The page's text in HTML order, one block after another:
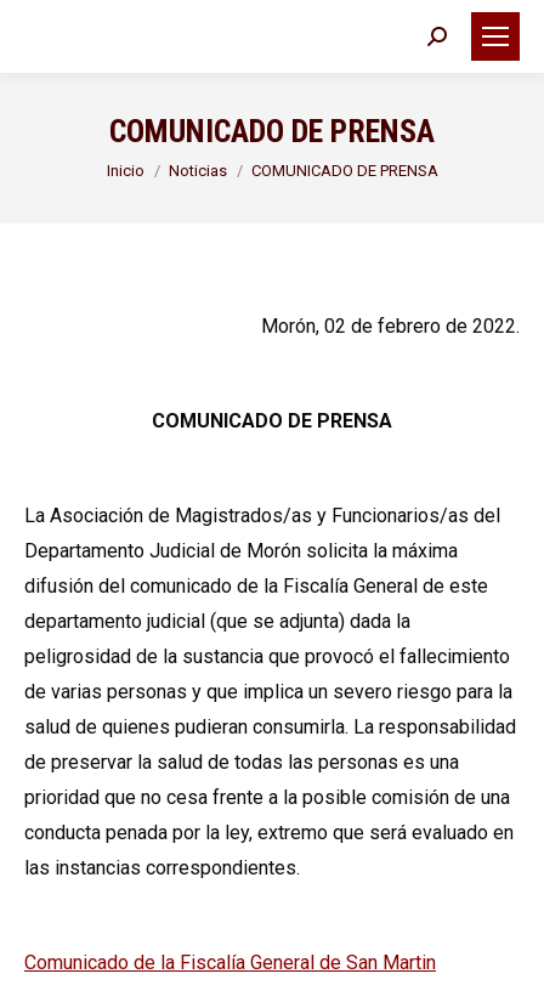
Buscar:
COMUNICADO DE PRENSA
Estás aquí:
Inicio Noticias COMUNICADO DE PRENSA
Morón, 02 de febrero de 2022.
COMUNICADO DE PRENSA
La Asociación de Magistrados/as y Funcionarios/as del
Departamento Judicial de Morón solicita la máxima
difusión del comunicado de la Fiscalía General de este
departamento judicial (que se adjunta) dada la
peligrosidad de la sustancia que provocó el fallecimiento
de varias personas y que implica un severo riesgo para la
salud de quienes pudieran consumirla. La responsabilidad
de preservar la salud de todas las personas es una
prioridad que no cesa frente a la posible comisión de una
conducta penada por la ley, extremo que será evaluado en
las instancias correspondientes.
Comunicado de la Fiscalía General de San Martin